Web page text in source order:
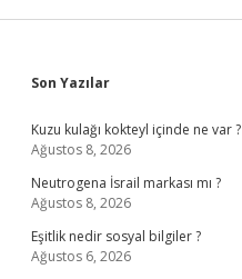
Sidebar
Son Yazılar
Kuzu kulağı kokteyl içinde ne var ?
Ağustos 8, 2026
Neutrogena İsrail markası mı ?
Ağustos 8, 2026
Eşitlik nedir sosyal bilgiler ?
Ağustos 6, 2026